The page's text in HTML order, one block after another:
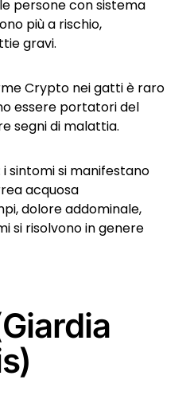
persone con sistema
più a rischio,
gravi.
Crypto nei gatti è raro
essere portatori del
segni di malattia.
i sintomi si manifestano
acquosa
dolore addominale,
si risolvono in genere